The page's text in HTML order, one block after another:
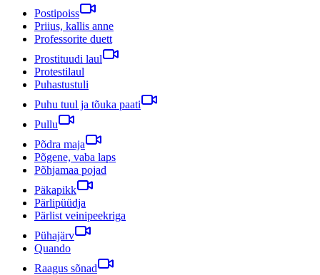
Postipoiss
Priius, kallis anne
Professorite duett
Prostituudi laul
Protestilaul
Puhastustuli
Puhu tuul ja tõuka paati
Pullu
Põdra maja
Põgene, vaba laps
Põhjamaa pojad
Päkapikk
Pärlipüüdja
Pärlist veinipeekriga
Pühajärv
Quando
Raagus sõnad